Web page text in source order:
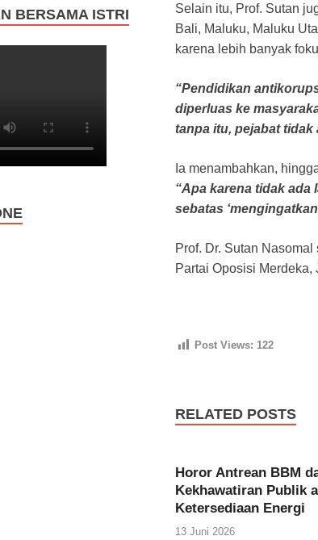
Selain itu, Prof. Sutan
Bali, Maluku, Maluku
karena lebih banyak
“Pendidikan
diperluas ke
tanpa itu, pejabat tidak
Ia menambahkan,
“Apa karena tidak
sebatas
Prof. Dr. Sutan
Partai Oposisi
Post Views: 122
RELATED POSTS
Horor Antrean BBM
Kekhawatiran Publik
Ketersediaan Energi
13 Juni 2026
BERSAMA ISTRI